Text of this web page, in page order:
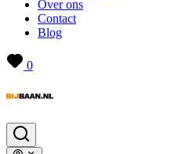
Over ons
Contact
Blog
0